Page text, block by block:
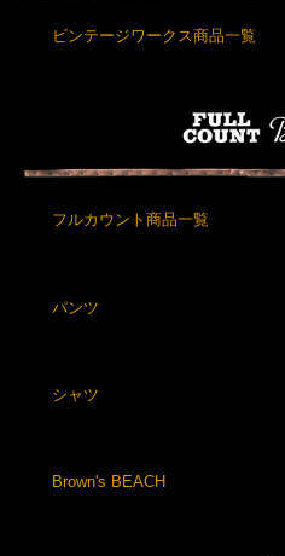
ビンテージワークス商品一覧
フルカウント商品一覧
パンツ
シャツ
Brown's BEACH